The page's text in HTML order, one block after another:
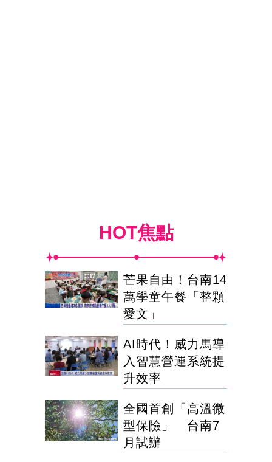
HOT焦點
芒果自由！台南14
萬學童午餐「整顆
愛文」
AI時代！威力馬導
入智慧營運系統提
升效率
全國首創「高溫微
型保險」 台南7
月試辦